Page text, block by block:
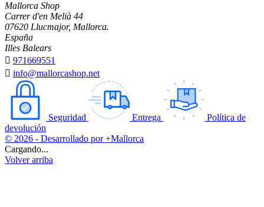
Mallorca Shop
Carrer d'en Melià 44
07620 Llucmajor, Mallorca.
España
Illes Balears
 971669551
 info@mallorcashop.net
Seguridad Entrega
Política de
devolución
© 2026 - Desarrollado por +Mallorca
Cargando...
Volver arriba